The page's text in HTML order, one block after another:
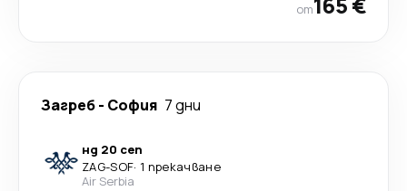
от
Загреб- София 7 дни
нд 20 сеп
ZAG-SOF· 1 прекачване
Air Serbia